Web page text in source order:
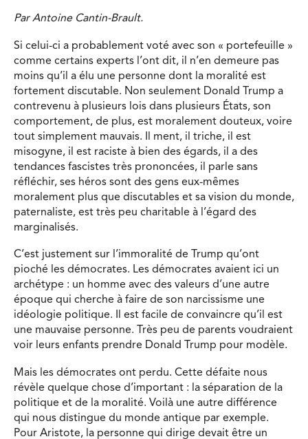
Par Antoine Cantin-Brault.
Si celui-ci a probablement voté avec son « portefeuille »
comme certains experts l’ont dit, il n’en demeure pas
moins qu’il a élu une personne dont la moralité est
fortement discutable. Non seulement Donald Trump a
contrevenu à plusieurs lois dans plusieurs États, son
comportement, de plus, est moralement douteux, voire
tout simplement mauvais. Il ment, il triche, il est
misogyne, il est raciste à bien des égards, il a des
tendances fascistes très prononcées, il parle sans
réfléchir, ses héros sont des gens eux-mêmes
moralement plus que discutables et sa vision du monde,
paternaliste, est très peu charitable à l’égard des
marginalisés.
C’est justement sur l’immoralité de Trump qu’ont
pioché les démocrates. Les démocrates avaient ici un
archétype : un homme avec des valeurs d’une autre
époque qui cherche à faire de son narcissisme une
idéologie politique. Il est facile de convaincre qu’il est
une mauvaise personne. Très peu de parents voudraient
voir leurs enfants prendre Donald Trump pour modèle.
Mais les démocrates ont perdu. Cette défaite nous
révèle quelque chose d’important : la séparation de la
politique et de la moralité. Voilà une autre différence
qui nous distingue du monde antique par exemple.
Pour Aristote, la personne qui dirige devait être un